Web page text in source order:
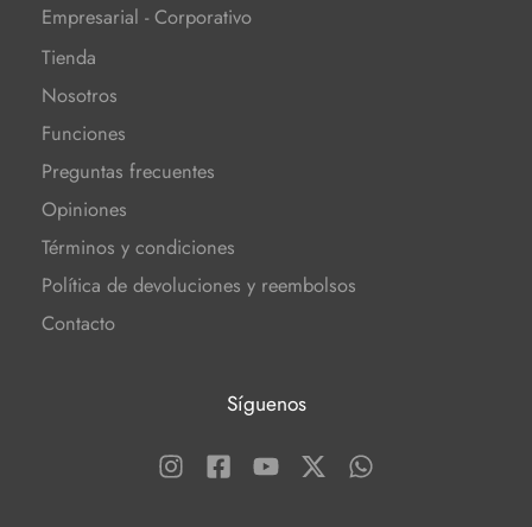
Empresarial - Corporativo
Tienda
Nosotros
Funciones
Preguntas frecuentes
Opiniones
Términos y condiciones
Política de devoluciones y reembolsos
Contacto
Síguenos